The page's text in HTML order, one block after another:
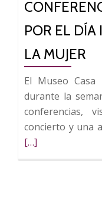
POR EL
LA MUJER
El Museo Casa
durante la
conferencias,
concierto y una
[…]